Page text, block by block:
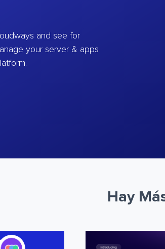
and see for
your server & apps
Hay